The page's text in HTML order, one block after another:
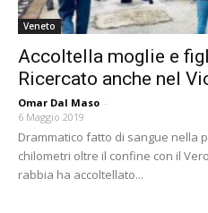
Veneto
Accoltella moglie e
Ricercato anche nel
Omar Dal Maso -
6 Maggio 2019
Drammatico fatto di sangue nella
chilometri oltre il confine con il
rabbia ha accoltellato...